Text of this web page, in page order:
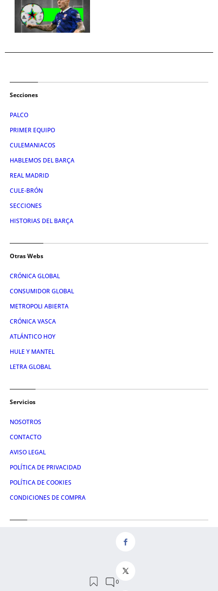
Secciones
PALCO
PRIMER EQUIPO
CULEMANIACOS
HABLEMOS DEL BARÇA
REAL MADRID
CULE-BRÓN
SECCIONES
HISTORIAS DEL BARÇA
Otras Webs
CRÓNICA GLOBAL
CONSUMIDOR GLOBAL
METROPOLI ABIERTA
CRÓNICA VASCA
ATLÁNTICO HOY
HULE Y MANTEL
LETRA GLOBAL
Servicios
NOSOTROS
CONTACTO
AVISO LEGAL
POLÍTICA DE PRIVACIDAD
POLÍTICA DE COOKIES
CONDICIONES DE COMPRA